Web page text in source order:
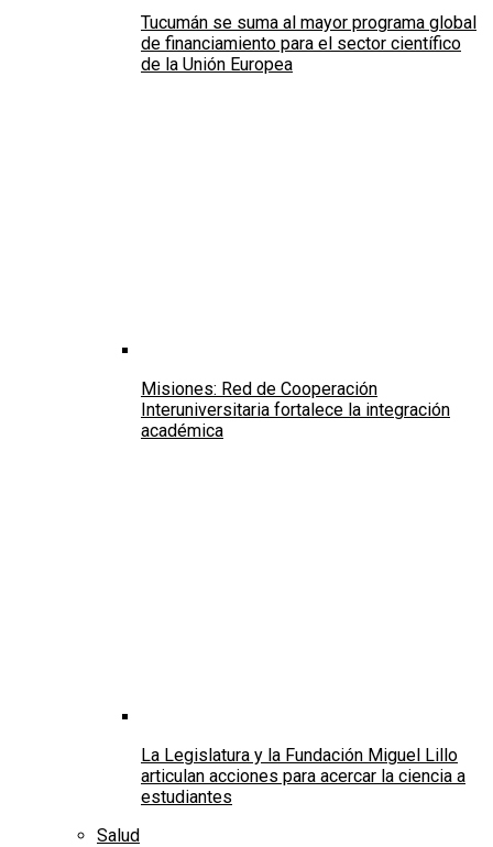
Tucumán se suma al mayor programa global
de financiamiento para el sector científico
de la Unión Europea
Misiones: Red de Cooperación
Interuniversitaria fortalece la integración
académica
La Legislatura y la Fundación Miguel Lillo
articulan acciones para acercar la ciencia a
estudiantes
Salud